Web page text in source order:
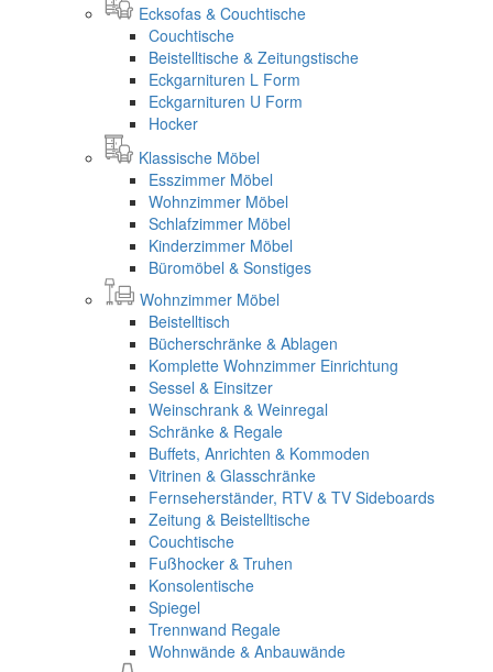
Ecksofas & Couchtische
Couchtische
Beistelltische & Zeitungstische
Eckgarnituren L Form
Eckgarnituren U Form
Hocker
Klassische Möbel
Esszimmer Möbel
Wohnzimmer Möbel
Schlafzimmer Möbel
Kinderzimmer Möbel
Büromöbel & Sonstiges
Wohnzimmer Möbel
Beistelltisch
Bücherschränke & Ablagen
Komplette Wohnzimmer Einrichtung
Sessel & Einsitzer
Weinschrank & Weinregal
Schränke & Regale
Buffets, Anrichten & Kommoden
Vitrinen & Glasschränke
Fernseherständer, RTV & TV Sideboards
Zeitung & Beistelltische
Couchtische
Fußhocker & Truhen
Konsolentische
Spiegel
Trennwand Regale
Wohnwände & Anbauwände